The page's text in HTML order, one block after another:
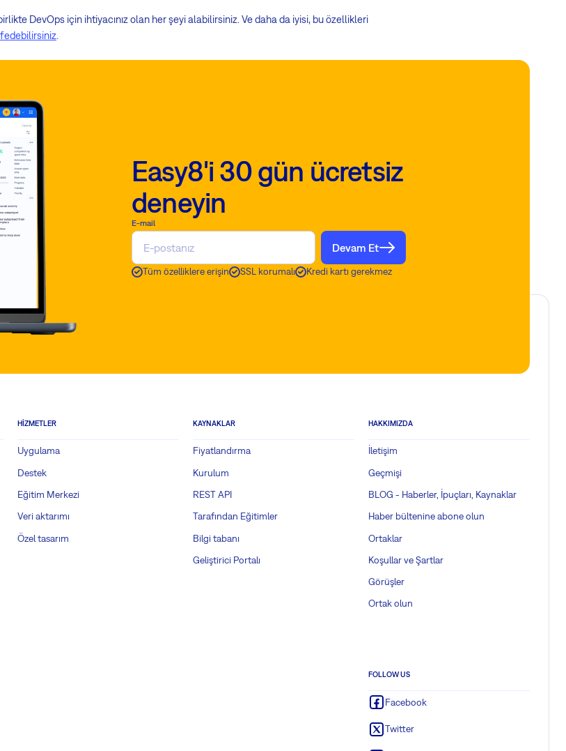
DevOps için ihtiyacınız olan her şeyi alabilirsiniz. Ve daha da iyisi, bu özellikleri
.
Easy8'i 30 gün ücretsiz
deneyin
E-mail
Devam Et
Tüm özelliklere erişin SSL korumalı Kredi kartı gerekmez
HIZMETLER
Uygulama
Destek
Eğitim Merkezi
Veri aktarımı
Özel tasarım
KAYNAKLAR
Fiyatlandırma
Kurulum
REST API
Tarafından Eğitimler
Bilgi tabanı
Geliştirici Portalı
HAKKIMIZDA
İletişim
Geçmişi
BLOG - Haberler, İpuçları, Kaynaklar
Haber bültenine abone olun
Ortaklar
Koşullar ve Şartlar
Görüşler
Ortak olun
FOLLOW US
Facebook
Twitter